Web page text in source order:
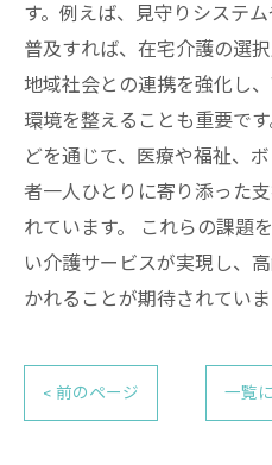
す。例えば、見守りシステ
普及すれば、在宅介護の選
地域社会との連携を強化し
環境を整えることも重要で
どを通じて、医療や福祉、
者一人ひとりに寄り添った
れています。 これらの課題
い介護サービスが実現し、
かれることが期待されていま
< 前のページ 一覧